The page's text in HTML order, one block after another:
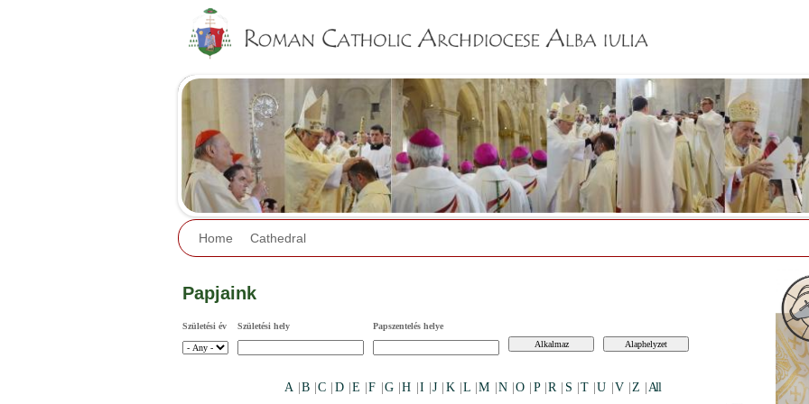
Home Cathedral
Papjaink
Születési év Születési hely Papszentelés helye
A B |C D |E |F G |H I |J K L |M N |O P |R S T |U V |Z
All